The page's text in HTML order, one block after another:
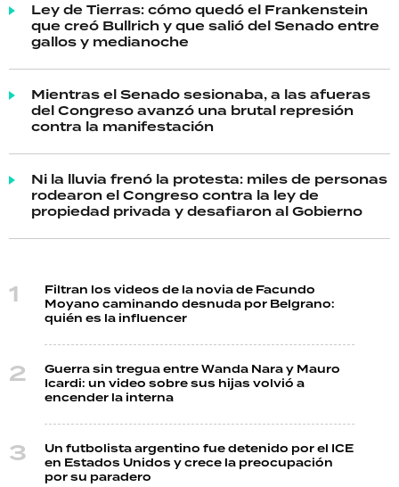
Ley de Tierras: cómo quedó el Frankenstein
que creó Bullrich y que salió del Senado entre
gallos y medianoche
Mientras el Senado sesionaba, a las afueras
del Congreso avanzó una brutal represión
contra la manifestación
Ni la lluvia frenó la protesta: miles de personas
rodearon el Congreso contra la ley de
propiedad privada y desafiaron al Gobierno
Filtran los videos de la novia de Facundo
Moyano caminando desnuda por Belgrano:
quién es la influencer
Guerra sin tregua entre Wanda Nara y Mauro
Icardi: un video sobre sus hijas volvió a
encender la interna
Un futbolista argentino fue detenido por el ICE
en Estados Unidos y crece la preocupación
por su paradero